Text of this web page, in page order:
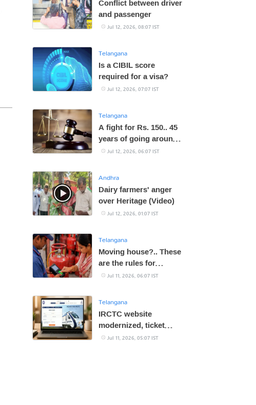
and passenger
Jul 12, 2026, 08:07 IST
Telangana
Is a CIBIL score
required for a visa?
Jul 12, 2026, 07:07 IST
Telangana
A fight for Rs. 150.. 45
years of going around
the courts and
Jul 12, 2026, 06:07 IST
Andhra
Dairy farmers' anger
over Heritage (Video)
Jul 12, 2026, 01:07 IST
Telangana
Moving house?.. These
are the rules for
transferring LPG
Jul 11, 2026, 06:07 IST
Telangana
IRCTC website
modernized, ticket
booking made easier
Jul 11, 2026, 05:07 IST